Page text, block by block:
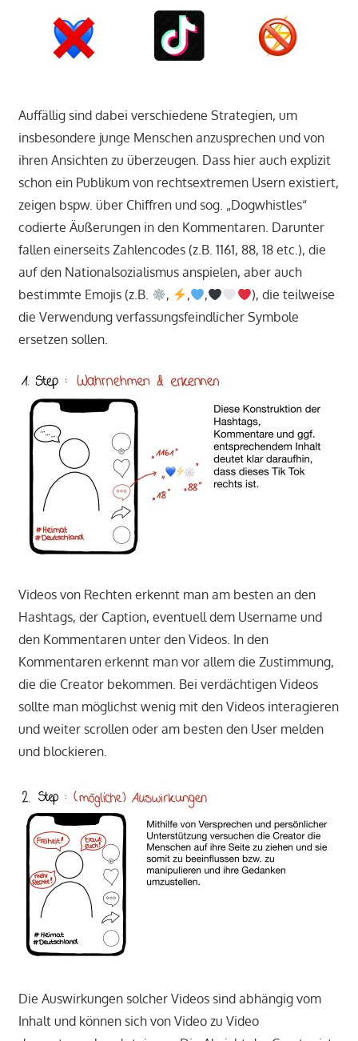
Auffällig sind dabei verschiedene Strategien, um
insbesondere junge Menschen anzusprechen und von
ihren Ansichten zu überzeugen. Dass hier auch explizit
schon ein Publikum von rechtsextremen Usern existiert,
zeigen bspw. über Chiffren und sog. „Dogwhistles“
codierte Äußerungen in den Kommentaren. Darunter
fallen einerseits Zahlencodes (z.B. 1161, 88, 18 etc.), die
auf den Nationalsozialismus anspielen, aber auch
bestimmte Emojis (z.B.
, , ,
), die teilweise
die Verwendung verfassungsfeindlicher Symbole
ersetzen sollen.
Videos von Rechten erkennt man am besten an den
Hashtags, der Caption, eventuell dem Username und
den Kommentaren unter den Videos. In den
Kommentaren erkennt man vor allem die Zustimmung,
die die Creator bekommen. Bei verdächtigen Videos
sollte man möglichst wenig mit den Videos interagieren
und weiter scrollen oder am besten den User melden
und blockieren.
Die Auswirkungen solcher Videos sind abhängig vom
Inhalt und können sich von Video zu Video